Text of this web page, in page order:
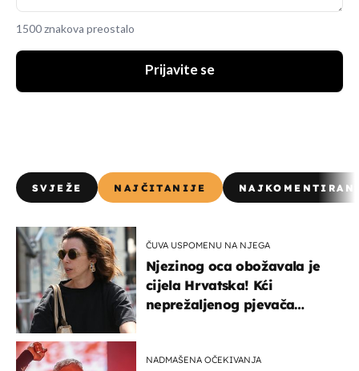
1500 znakova preostalo
Prijavite se
SVJEŽE NAJČITANIJE
ČUVA USPOMENU NA NJEGA
Njezinog oca obožavala je
cijela Hrvatska! Kći
neprežaljenog pjevača
NADMAŠENA OČEKIVANJA